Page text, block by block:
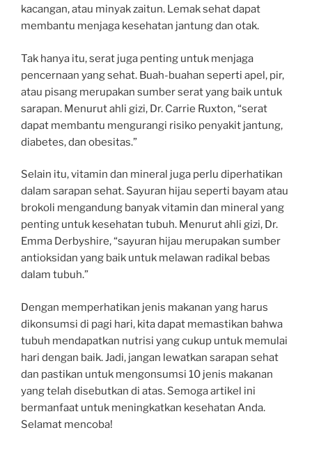
kacangan, atau minyak zaitun. Lemak sehat dapat
membantu menjaga kesehatan jantung dan otak.
Tak hanya itu, serat juga penting untuk menjaga
pencernaan yang sehat. Buah-buahan seperti apel, pir,
atau pisang merupakan sumber serat yang baik untuk
sarapan. Menurut ahli gizi, Dr. Carrie Ruxton, “serat
dapat membantu mengurangi risiko penyakit jantung,
diabetes, dan obesitas.”
Selain itu, vitamin dan mineral juga perlu diperhatikan
dalam sarapan sehat. Sayuran hijau seperti bayam atau
brokoli mengandung banyak vitamin dan mineral yang
penting untuk kesehatan tubuh. Menurut ahli gizi, Dr.
Emma Derbyshire, “sayuran hijau merupakan sumber
antioksidan yang baik untuk melawan radikal bebas
dalam tubuh.”
Dengan memperhatikan jenis makanan yang harus
dikonsumsi di pagi hari, kita dapat memastikan bahwa
tubuh mendapatkan nutrisi yang cukup untuk memulai
hari dengan baik. Jadi, jangan lewatkan sarapan sehat
dan pastikan untuk mengonsumsi 10 jenis makanan
yang telah disebutkan di atas. Semoga artikel ini
bermanfaat untuk meningkatkan kesehatan Anda.
Selamat mencoba!